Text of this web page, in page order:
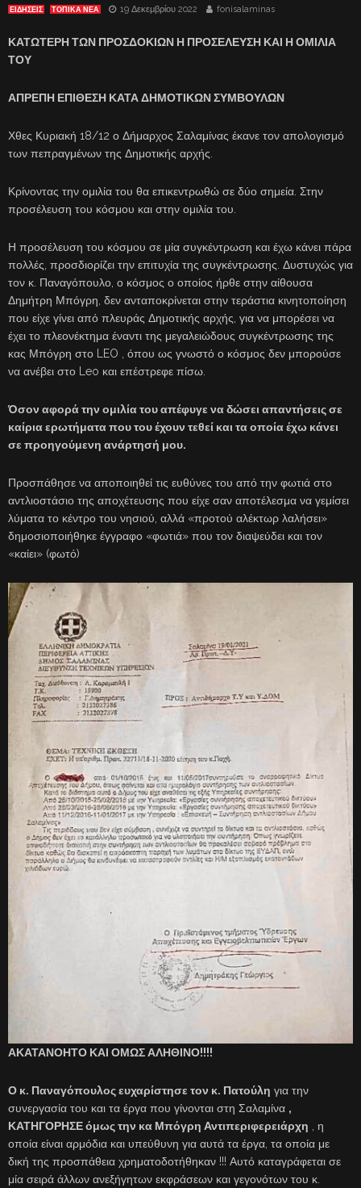
ΕΙΔΗΣΕΙΣ
ΤΟΠΙΚΑ ΝΕΑ 19 Δεκεμβρίου 2022 fonisalaminas
ΚΑΤΩΤΕΡΗ ΤΩΝ ΠΡΟΣΔΟΚΙΩΝ Η ΠΡΟΣΕΛΕΥΣΗ ΚΑΙ Η ΟΜΙΛΙΑ
ΤΟΥ
ΑΠΡΕΠΗ ΕΠΙΘΕΣΗ ΚΑΤΑ ΔΗΜΟΤΙΚΩΝ ΣΥΜΒΟΥΛΩΝ
Χθες Κυριακή 18/12 ο Δήμαρχος Σαλαμίνας έκανε τον απολογισμό
των πεπραγμένων της Δημοτικής αρχής.
Κρίνοντας την ομιλία του θα επικεντρωθώ σε δύο σημεία. Στην
προσέλευση του κόσμου και στην ομιλία του.
Η προσέλευση του κόσμου σε μία συγκέντρωση και έχω κάνει πάρα
πολλές, προσδιορίζει την επιτυχία της συγκέντρωσης. Δυστυχώς για
τον κ. Παναγόπουλο, ο κόσμος ο οποίος ήρθε στην αίθουσα
Δημήτρη Μπόγρη, δεν ανταποκρίνεται στην τεράστια κινητοποίηση
που είχε γίνει από πλευράς Δημοτικής αρχής, για να μπορέσει να
έχει το πλεονέκτημα έναντι της μεγαλειώδους συγκέντρωσης της
κας Μπόγρη στο LEO , όπου ως γνωστό ο κόσμος δεν μπορούσε
να ανέβει στο Leo και επέστρεφε πίσω.
Όσον αφορά την ομιλία του απέφυγε να δώσει απαντήσεις σε
καίρια ερωτήματα που του έχουν τεθεί και τα οποία έχω κάνει
σε προηγούμενη ανάρτησή μου.
Προσπάθησε να αποποιηθεί τις ευθύνες του από την φωτιά στο
αντλιοστάσιο της αποχέτευσης που είχε σαν αποτέλεσμα να γεμίσει
λύματα το κέντρο του νησιού, αλλά «προτού αλέκτωρ λαλήσει»
δημοσιοποιήθηκε έγγραφο «φωτιά» που τον διαψεύδει και τον
«καίει» (φωτό)
ΑΚΑΤΑΝΟΗΤΟ ΚΑΙ ΟΜΩΣ ΑΛΗΘΙΝΟ!!!!
Ο κ. Παναγόπουλος ευχαρίστησε τον κ. Πατούλη για την
συνεργασία του και τα έργα που γίνονται στη Σαλαμίνα ,
ΚΑΤΗΓΟΡΗΣΕ όμως την κα Μπόγρη Αντιπεριφερειάρχη , η
οποία είναι αρμόδια και υπεύθυνη για αυτά τα έργα, τα οποία με
δική της προσπάθεια χρηματοδοτήθηκαν !!! Αυτό καταγράφεται σε
μία σειρά άλλων ανεξήγητων εκφράσεων και γεγονότων του κ.